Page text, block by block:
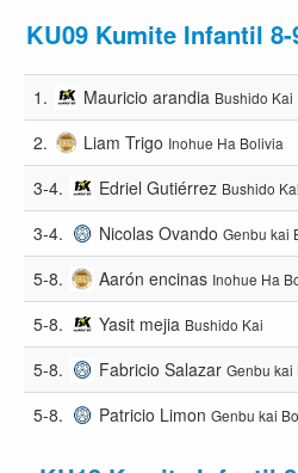
KU09 Kumite Infantil
1. Mauricio arandia Bushido Kai
2. Liam Trigo Inohue Ha Bolivia
3-4. Edriel Gutiérrez Bushido Kai
3-4. Nicolas Ovando Genbu kai
5-8. Aarón encinas Inohue Ha
5-8. Yasit mejia Bushido Kai
5-8. Fabricio Salazar Genbu kai
5-8. Patricio Limon Genbu kai